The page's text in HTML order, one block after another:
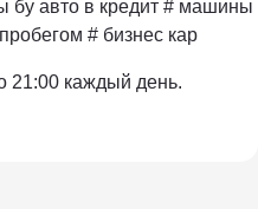
бу авто в кредит # машины
# бизнес кар
21:00 каждый день.